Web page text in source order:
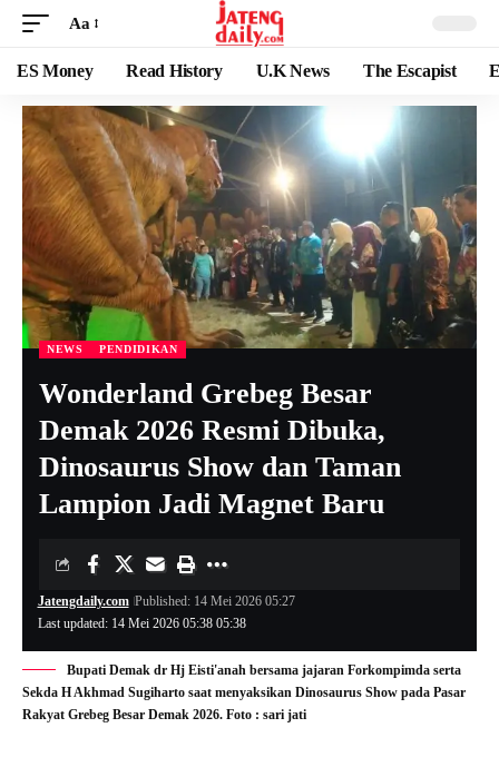
Aa
ES Money Read History U.K News The Escapist
NEWS PENDIDIKAN
Wonderland Grebeg Besar
Demak 2026 Resmi Dibuka,
Dinosaurus Show dan Taman
Lampion Jadi Magnet Baru
Last updated: 14 Mei 2026 05:38 05:38
Jatengdaily.com Published: 14 Mei 2026 05:27
Bupati Demak dr Hj Eisti'anah bersama jajaran Forkompimda serta
Sekda H Akhmad Sugiharto saat menyaksikan Dinosaurus Show pada Pasar
Rakyat Grebeg Besar Demak 2026. Foto : sari jati